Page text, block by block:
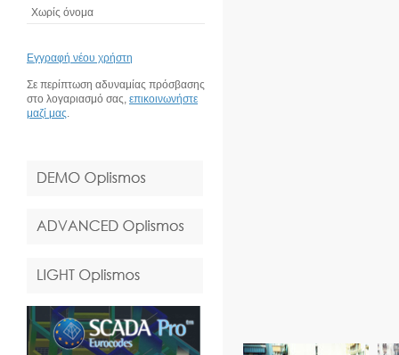
Χωρίς όνομα
Εγγραφή νέου χρήστη
Σε περίπτωση αδυναμίας πρόσβασης
στο λογαριασμό σας, επικοινωνήστε
μαζί μας.